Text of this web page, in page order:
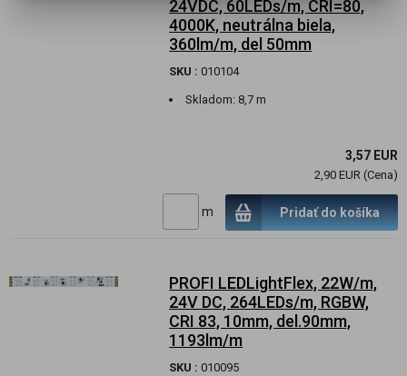
24VDC, 60LEDs/m, CRI=80,
4000K, neutrálna biela,
360lm/m, del 50mm
SKU : 010104
Skladom: 8,7 m
3,57 EUR
2,90 EUR (Cena)
m Pridať do košíka
PROFI LEDLightFlex, 22W/m,
24V DC, 264LEDs/m, RGBW,
CRI 83, 10mm, del.90mm,
1193lm/m
SKU : 010095